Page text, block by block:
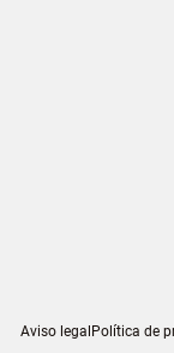
Aviso legalPolítica de